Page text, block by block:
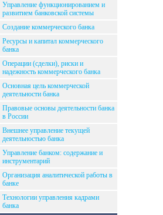
Управление функционированием и
развитием банковской системы
Создание коммерческого банка
Ресурсы и капитал коммерческого
банка
Операции (сделки), риски и
надежность коммерческого банка
Основная цель коммерческой
деятельности банка
Правовые основы деятельности банка
в России
Внешнее управление текущей
деятельностью банка
Управление банком: содержание и
инструментарий
Организация аналитической работы в
банке
Технологии управления кадрами
банка